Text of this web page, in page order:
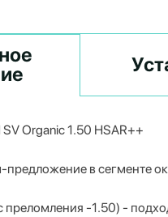
Organic 1.50 HSAR++
в сегменте
-1.50) -